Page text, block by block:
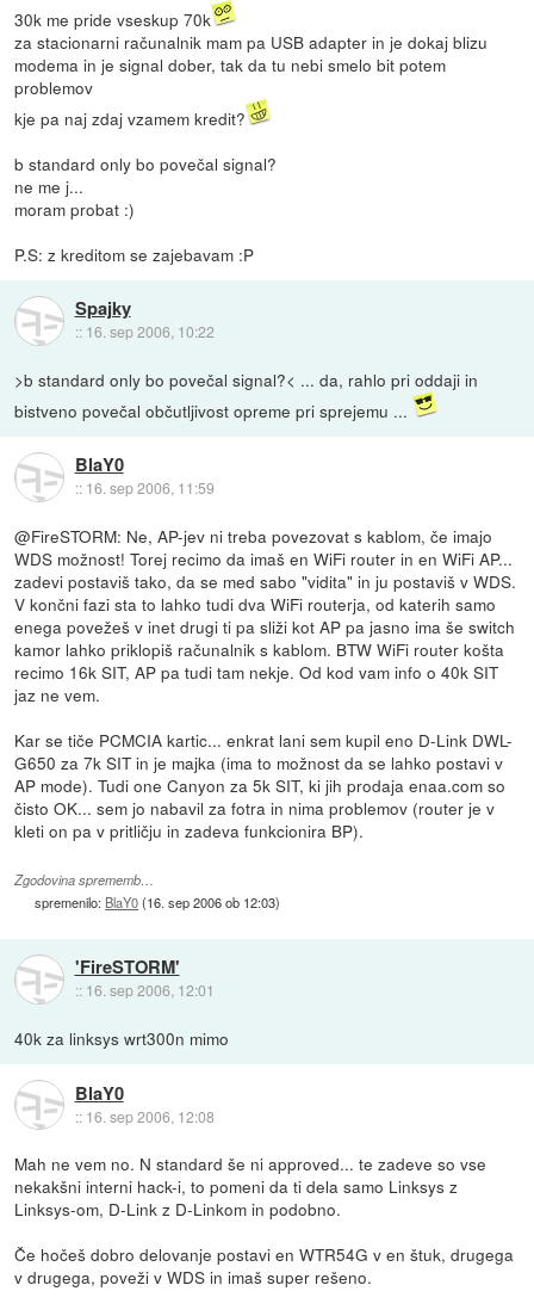
30k me pride vseskup 70k
za stacionarni računalnik mam pa USB adapter in je dokaj blizu
modema in je signal dober, tak da tu nebi smelo bit potem
problemov
kje pa naj zdaj vzamem kredit?
b standard only bo povečal signal?
ne me j...
moram probat :)
P.S: z kreditom se zajebavam :P
Spajky
:: 16. sep 2006, 10:22
>b standard only bo povečal signal?< ... da, rahlo pri oddaji in
bistveno povečal občutljivost opreme pri sprejemu ...
BlaY0
:: 16. sep 2006, 11:59
@FireSTORM: Ne, AP-jev ni treba povezovat s kablom, če imajo
WDS možnost! Torej recimo da imaš en WiFi router in en WiFi AP...
zadevi postaviš tako, da se med sabo "vidita" in ju postaviš v WDS.
V končni fazi sta to lahko tudi dva WiFi routerja, od katerih samo
enega povežeš v inet drugi ti pa sliži kot AP pa jasno ima še switch
kamor lahko priklopiš računalnik s kablom. BTW WiFi router košta
recimo 16k SIT, AP pa tudi tam nekje. Od kod vam info o 40k SIT
jaz ne vem.
Kar se tiče PCMCIA kartic... enkrat lani sem kupil eno D-Link DWL-
G650 za 7k SIT in je majka (ima to možnost da se lahko postavi v
AP mode). Tudi one Canyon za 5k SIT, ki jih prodaja enaa.com so
čisto OK... sem jo nabavil za fotra in nima problemov (router je v
kleti on pa v pritličju in zadeva funkcionira BP).
Zgodovina sprememb…
spremenilo: BlaY0(16. sep 2006 ob 12:03)
'FireSTORM'
:: 16. sep 2006, 12:01
40k za linksys wrt300n mimo
BlaY0
:: 16. sep 2006, 12:08
Mah ne vem no. N standard še ni approved... te zadeve so vse
nekakšni interni hack-i, to pomeni da ti dela samo Linksys z
Linksys-om, D-Link z D-Linkom in podobno.
Če hočeš dobro delovanje postavi en WTR54G v en štuk, drugega
v drugega, poveži v WDS in imaš super rešeno.